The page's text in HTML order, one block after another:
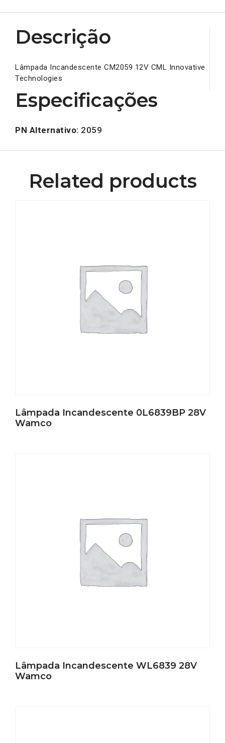
Descrição
Lâmpada Incandescente CM2059 12V CML Innovative
Technologies
Especificações
PN Alternativo: 2059
Related products
Lâmpada Incandescente 0L6839BP 28V
Wamco
Lâmpada Incandescente WL6839 28V
Wamco